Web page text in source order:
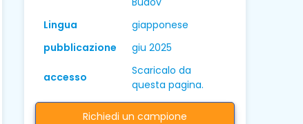
Lingua
giapponese
pubblicazione
giu 2025
accesso
Scaricalo da
questa pagina.
Richiedi un campione